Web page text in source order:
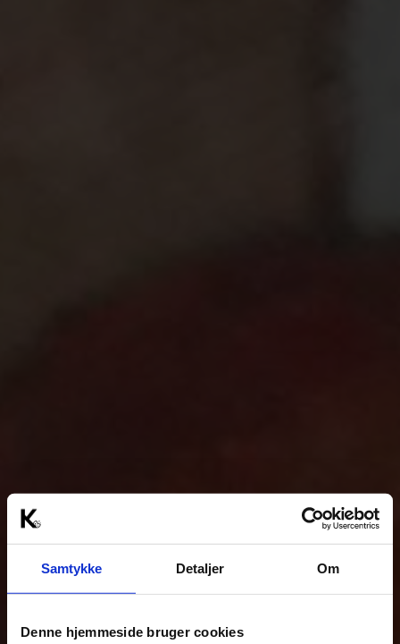
Samtykke Detaljer Om
Denne hjemmeside bruger cookies